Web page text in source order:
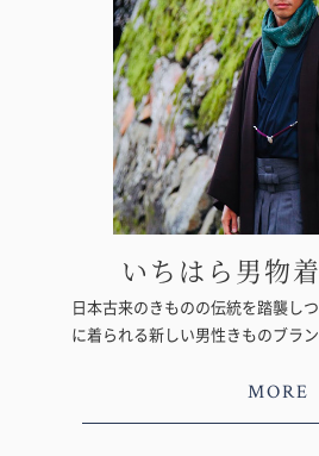
いちはら男物
日本古来のきものの伝統を踏襲し
に着られる新しい男性きものブラン
MORE